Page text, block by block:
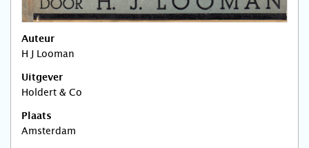
Auteur
H J Looman
Uitgever
Holdert & Co
Plaats
Amsterdam